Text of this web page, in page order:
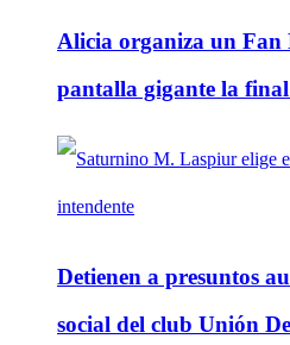
Alicia organiza un Fan
pantalla gigante la
Detienen a presuntos
social del club Unión